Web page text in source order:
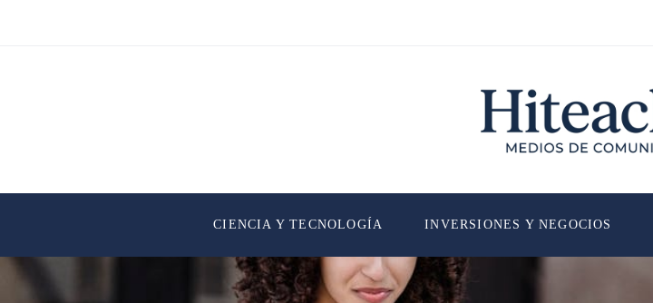
CIENCIA Y TECNOLOGÍA INVERSIONES Y NEGOCIOS